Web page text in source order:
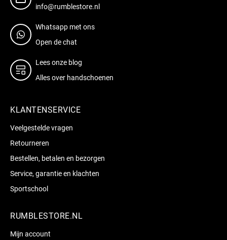
info@rumblestore.nl
Whatsapp met ons
Open de chat
Lees onze blog
Alles over handschoenen
KLANTENSERVICE
Veelgestelde vragen
Retourneren
Bestellen, betalen en bezorgen
Service, garantie en klachten
Sportschool
RUMBLESTORE.NL
Mijn account